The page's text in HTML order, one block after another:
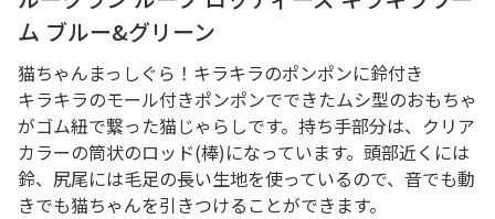
ム ブルー&グリーン
猫ちゃんまっしぐら！キラキラのポンポンに鈴付き
キラキラのモール付きポンポンでできたムシ型のおもちゃ
がゴム紐で繋った猫じゃらしです。持ち手部分は、クリア
カラーの筒状のロッド(棒)になっています。頭部近くには
鈴、尻尾には毛足の長い生地を使っているので、音でも動
きでも猫ちゃんを引きつけることができます。